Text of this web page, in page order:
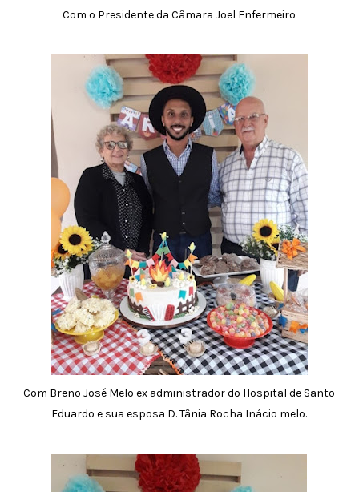
Com o Presidente da Câmara Joel Enfermeiro
Com Breno José Melo ex administrador do Hospital de Santo
Eduardo e sua esposa D. Tânia Rocha Inácio melo.